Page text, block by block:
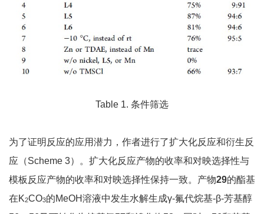
Table 1. 条件筛选
为了证明反应的应用潜力，作者进行了扩大化反应和衍生反
应（Scheme 3）。扩大化反应产物的收率和对映选择性与
模板反应产物的收率和对映选择性保持一致。产物29的酯基
在K2CO3的MeOH溶液中发生水解生成γ-氟代烷基-β-芳基醇